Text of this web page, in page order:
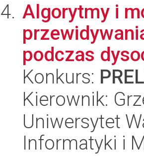
Algorytmy i
podczas
Konkurs:
Kierownik:
Uniwersytet
Informatyki i